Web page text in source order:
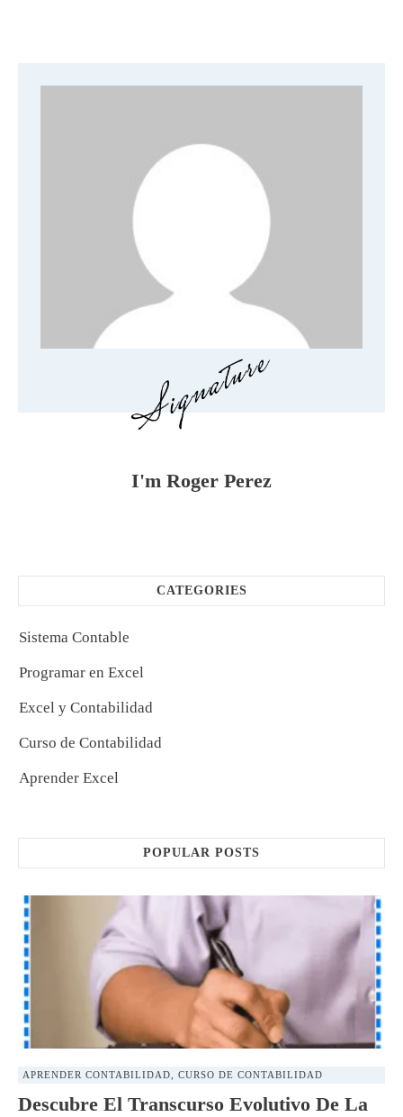
I'm Roger Perez
CATEGORIES
Sistema Contable
Programar en Excel
Excel y Contabilidad
Curso de Contabilidad
Aprender Excel
POPULAR POSTS
APRENDER CONTABILIDAD CURSO DE CONTABILIDAD
Descubre El Transcurso Evolutivo De La